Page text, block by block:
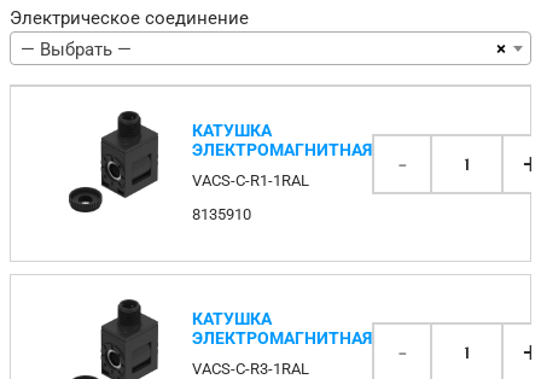
Электрическое соединение
×
— Выбрать —
КАТУШКА
ЭЛЕКТРОМАГНИТНАЯ
VACS-C-R1-1RAL
8135910
- 1 +
КАТУШКА
ЭЛЕКТРОМАГНИТНАЯ
VACS-C-R3-1RAL
- 1 +